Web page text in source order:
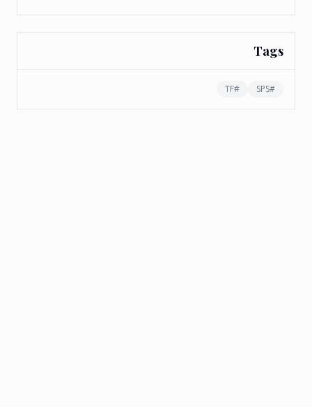
Tags
#
SPS
#
TF